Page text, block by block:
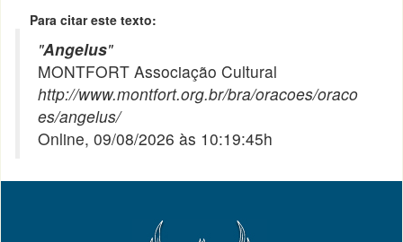
Para citar este texto:
"Angelus"
MONTFORT Associação Cultural
http://www.montfort.org.br/bra/oracoes/oraco
es/angelus/
Online, 09/08/2026 às 10:19:45h